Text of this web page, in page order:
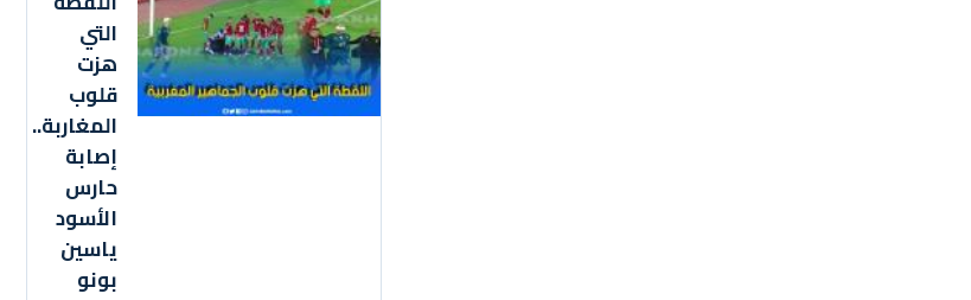
التي
هزت
قلوب
المغاربة..
إصابة
حارس
الأسود
ياسين
بونو